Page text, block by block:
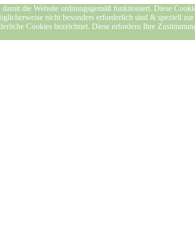
die Website ordnungsgemäß funktioniert. Diese
nicht besonders erforderlich sind & speziell
Cookies bezeichnet. Diese erfordern Ihre